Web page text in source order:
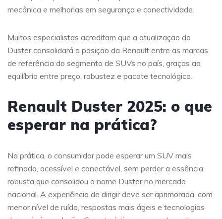
mecânica e melhorias em segurança e conectividade.
Muitos especialistas acreditam que a atualização do
Duster consolidará a posição da Renault entre as marcas
de referência do segmento de SUVs no país, graças ao
equilíbrio entre preço, robustez e pacote tecnológico.
Renault Duster 2025: o que
esperar na prática?
Na prática, o consumidor pode esperar um SUV mais
refinado, acessível e conectável, sem perder a essência
robusta que consolidou o nome Duster no mercado
nacional. A experiência de dirigir deve ser aprimorada, com
menor nível de ruído, respostas mais ágeis e tecnologias